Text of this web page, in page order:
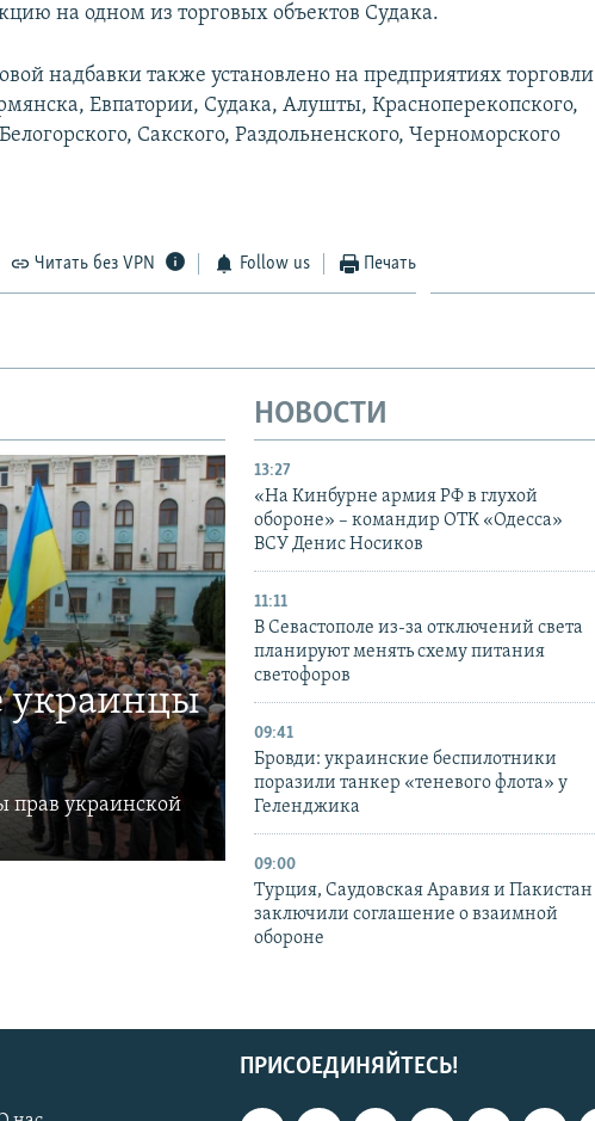
на одном из торговых объектов Судака.
надбавки также установлено на предприятиях торговли
Евпатории, Судака, Алушты, Красноперекопского,
Сакского, Раздольненского, Черноморского
Читать без VPN Follow us Печать
украинцы
прав украинской
НОВОСТИ
13:27
«На Кинбурне армия РФ в глухой
обороне» – командир ОТК «Одесса»
ВСУ Денис Носиков
11:11
В Севастополе из-за отключений света
планируют менять схему питания
светофоров
09:41
Бровди: украинские беспилотники
поразили танкер «теневого флота» у
Геленджика
09:00
Турция, Саудовская Аравия и Пакистан
заключили соглашение о взаимной
обороне
ПРИСОЕДИНЯЙТЕСЬ!